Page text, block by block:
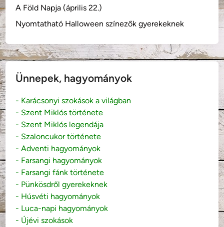
A Föld Napja (április 22.)
Nyomtatható Halloween színezők gyerekeknek
Ünnepek, hagyományok
- Karácsonyi szokások a világban
- Szent Miklós története
- Szent Miklós legendája
- Szaloncukor története
- Adventi hagyományok
- Farsangi hagyományok
- Farsangi fánk története
- Pünkösdről gyerekeknek
- Húsvéti hagyományok
- Luca-napi hagyományok
- Újévi szokások